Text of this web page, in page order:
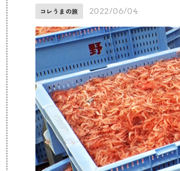
コレうまの旅 2022/06/04